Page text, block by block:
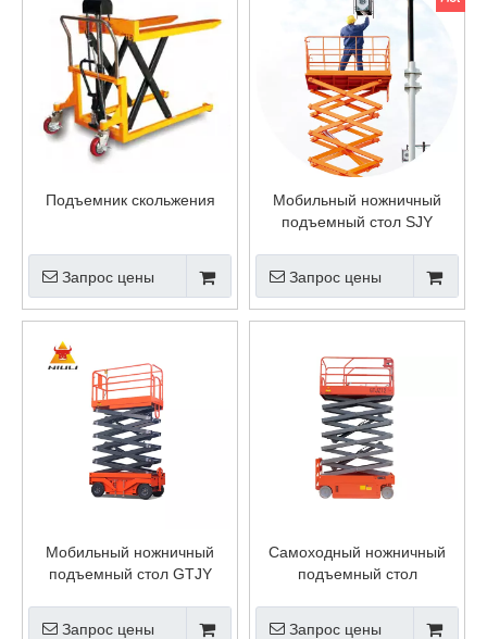
Подъемник скольжения
Запрос цены
Мобильный ножничный
подъемный стол SJY
Запрос цены
Мобильный ножничный
подъемный стол GTJY
Запрос цены
Самоходный ножничный
подъемный стол
Запрос цены